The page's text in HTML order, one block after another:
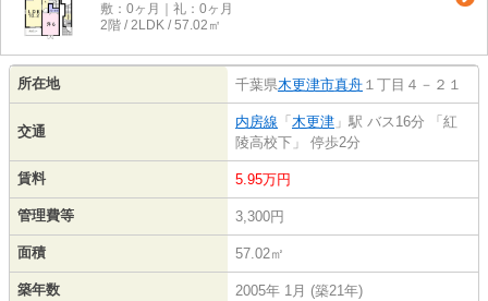
敷：0ヶ月｜礼：0ヶ月
2階 / 2LDK / 57.02㎡
所在地 千葉県木更津市真舟 １丁目４－２１
交通
内房線 「 木更津 」駅 バス16分 「紅
陵高校下」 停歩2分
賃料 5.95万円
管理費等 3,300円
面積 57.02㎡
築年数 2005年 1月 (築21年)